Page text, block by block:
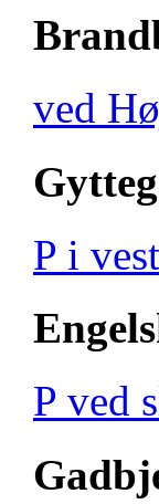
ved
P i
P ved